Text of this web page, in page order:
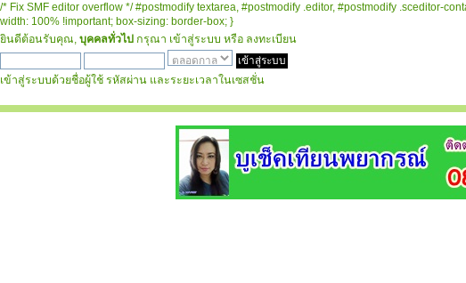
/* Fix SMF editor overflow */ #postmodify textarea, #postmodify .editor, #postmodify .sceditor-
width: 100% !important; box-sizing: border-box; }
ยินดีต้อนรับคุณ, บุคคลทั่วไป กรุณา เข้าสู่ระบบ หรือ ลงทะเบียน
เข้าสู่ระบบด้วยชื่อผู้ใช้ รหัสผ่าน และระยะเวลาในเซสชั่น